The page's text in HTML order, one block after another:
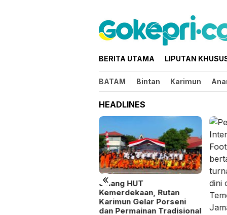
BERITA UTAMA LIPUTAN
BATAM Bintan Karimun
HEADLINES
«
Jelang HUT
Kemerdekaan, Rutan
Karimun Gelar Porseni
dan Permainan Tradisional